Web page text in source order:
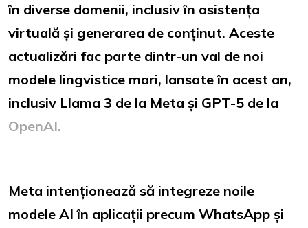
în diverse domenii, inclusiv în asistența
virtuală și generarea de conținut. Aceste
actualizări fac parte dintr-un val de noi
modele lingvistice mari, lansate în acest an,
inclusiv Llama 3 de la Meta și GPT-5 de la
OpenAI.
Meta intenționează să integreze noile
modele AI în aplicații precum WhatsApp și